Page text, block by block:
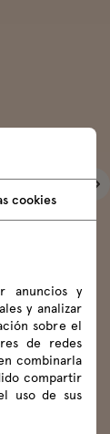
dos
cabina.
cookies
anuncios y
y analizar
sobre el
de redes
combinarla
compartir
uso de sus